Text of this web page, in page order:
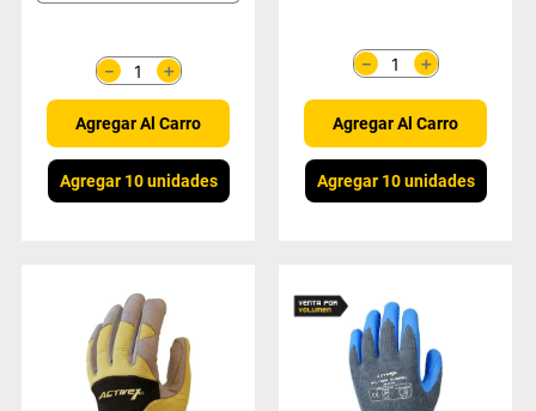
＋
－
Agregar Al Carro
Agregar 10 unidades
＋
－
Agregar Al Carro
Agregar 10 unidades